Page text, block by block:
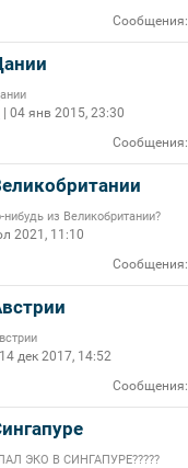
Сообщения:
| 04 янв 2015, 23:30
Сообщения:
нибудь из Великобритании?
2021, 11:10
Сообщения:
14 дек 2017, 14:52
Сообщения:
ЭКО В СИНГАПУРЕ?????